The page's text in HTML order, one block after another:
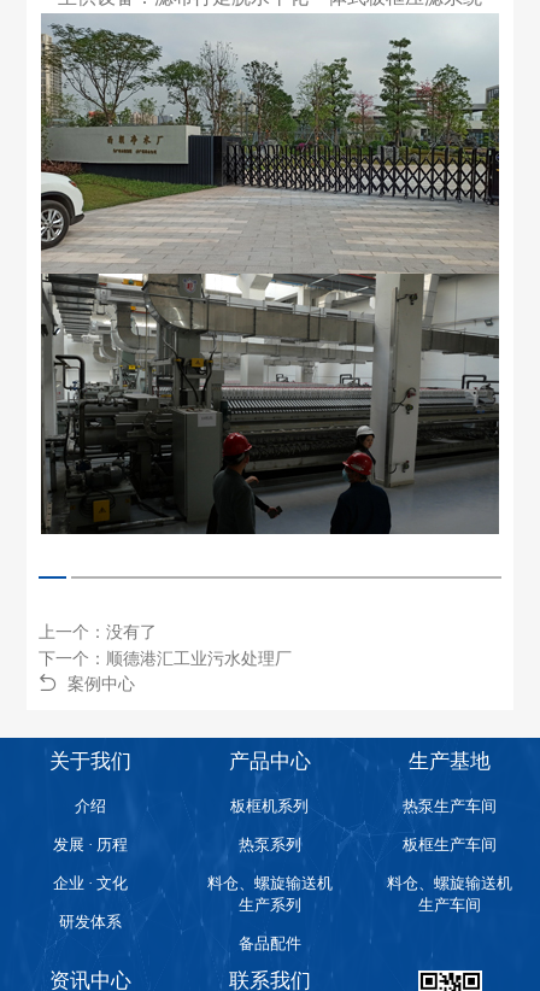
上一个：没有了
下一个：顺德港汇工业污水处理厂
案例中心
关于我们
介绍
发展 · 历程
企业 · 文化
研发体系
产品中心
板框机系列
热泵系列
料仓、螺旋输送机
生产系列
备品配件
生产基地
热泵生产车间
板框生产车间
料仓、螺旋输送机
生产车间
资讯中心 联系我们